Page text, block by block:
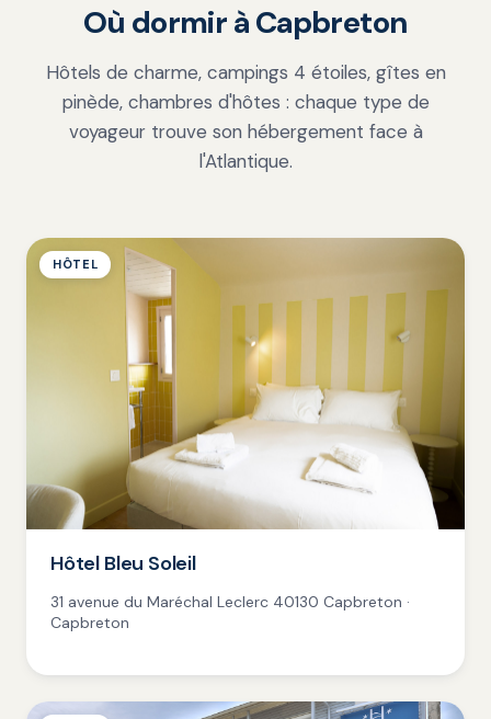
Où dormir à Capbreton
Hôtels de charme, campings 4 étoiles, gîtes en
pinède, chambres d'hôtes : chaque type de
voyageur trouve son hébergement face à
l'Atlantique.
HÔTEL
Hôtel Bleu Soleil
31 avenue du Maréchal Leclerc 40130 Capbreton ·
Capbreton